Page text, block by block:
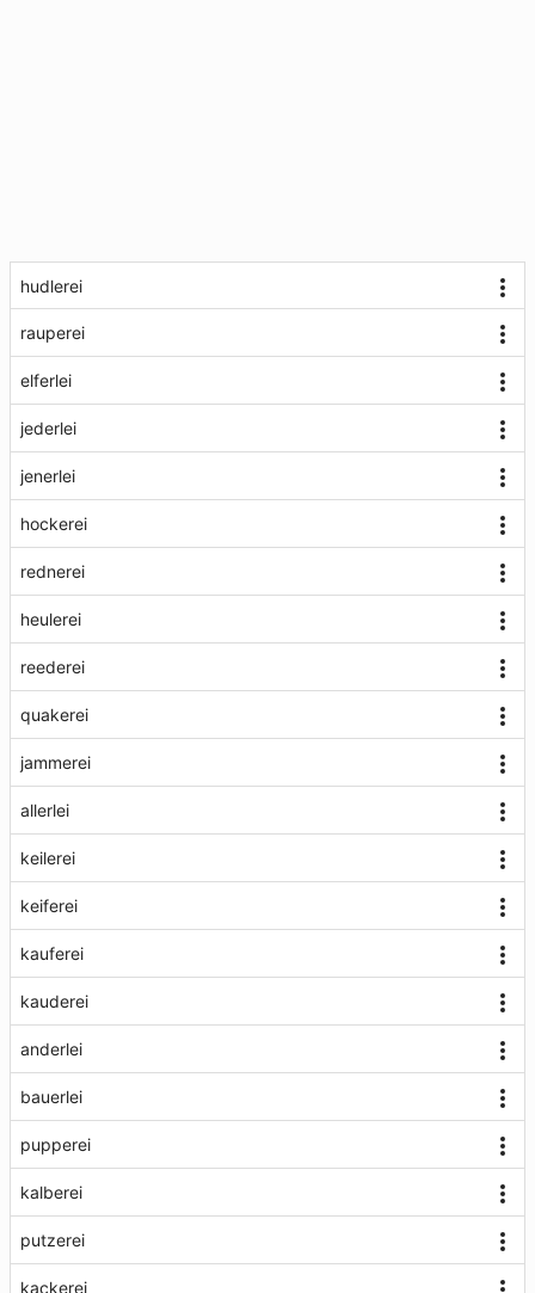
hudlerei
rauperei
elferlei
jederlei
jenerlei
hockerei
rednerei
heulerei
reederei
quakerei
jammerei
allerlei
keilerei
keiferei
kauferei
kauderei
anderlei
bauerlei
pupperei
kalberei
putzerei
kackerei